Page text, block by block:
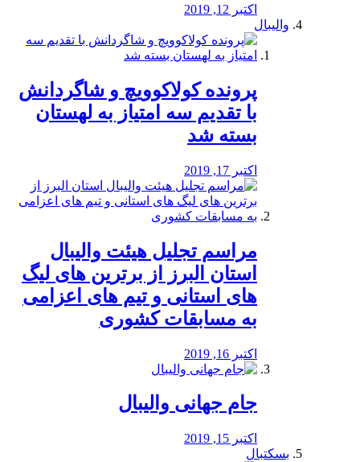
اکتبر 12, 2019
والیبال
پرونده کولاکوویچ و شاگردانش
با تقدیم سه امتیاز به لهستان
بسته شد
اکتبر 17, 2019
مراسم تجلیل هیئت والیبال
استان البرز از برترین های لیگ
های استانی و تیم های اعزامی
به مسابقات کشوری
اکتبر 16, 2019
جام جهانی والیبال
اکتبر 15, 2019
بسکتبال